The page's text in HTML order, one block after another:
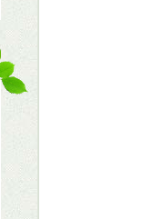
、拒油整理剂。 产品特性  赋予